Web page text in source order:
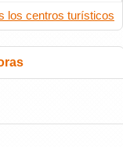
los centros turísticos